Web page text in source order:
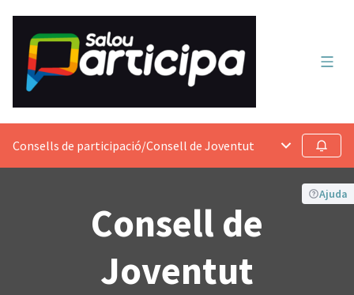
Consells de participació/Consell de Joventut Menú Seguir
Ajuda
Consell de
Joventut